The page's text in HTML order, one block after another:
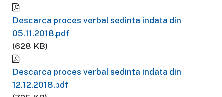
Descarca proces verbal sedinta indata din
05.11.2018.pdf
(628 KB)
Descarca proces verbal sedinta indata din
12.12.2018.pdf